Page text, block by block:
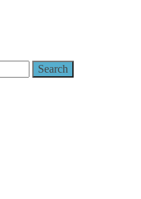
Search
Search